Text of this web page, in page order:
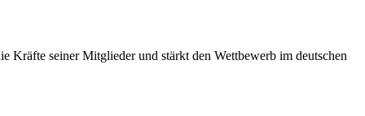
seiner Mitglieder und stärkt den Wettbewerb im deutschen